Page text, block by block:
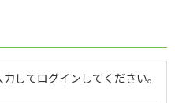
してログインしてください。